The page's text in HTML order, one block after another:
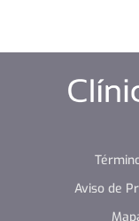
Aviso de